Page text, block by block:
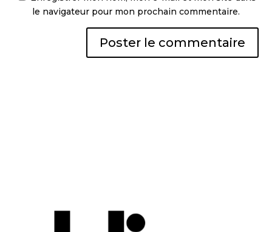
le navigateur pour mon prochain commentaire.